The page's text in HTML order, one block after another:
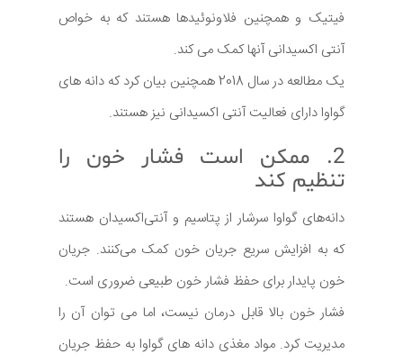
فیتیک و همچنین فلاونوئیدها هستند که به خواص
آنتی اکسیدانی آنها کمک می کند.
یک مطالعه در سال 2018 همچنین بیان کرد که دانه های
گواوا دارای فعالیت آنتی اکسیدانی نیز هستند.
2. ممکن است فشار خون را
تنظیم کند
دانه‌های گواوا سرشار از پتاسیم و آنتی‌اکسیدان هستند
که به افزایش سریع جریان خون کمک می‌کنند. جریان
خون پایدار برای حفظ فشار خون طبیعی ضروری است.
فشار خون بالا قابل درمان نیست، اما می توان آن را
مدیریت کرد. مواد مغذی دانه های گواوا به حفظ جریان